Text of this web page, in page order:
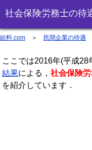
民間企業編
国家公務員編
地方公務員編
地方公務員給料検索
社会保険労務士の待
給料.com ＞ 民間企業の待遇
ここでは2016年(平成28
結果による， 社会保険
を紹介しています．